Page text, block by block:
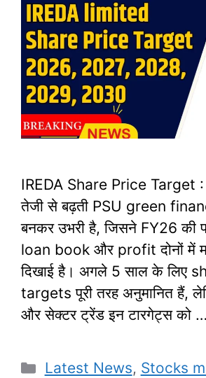
IREDA Share Price Target
तेजी से बढ़ती PSU green
बनकर उभरी है, जिसने FY26 की
loan book और profit दोनों में
दिखाई है। अगले 5 साल के लिए
targets पूरी तरह अनुमानित हैं,
और सेक्टर ट्रेंड इन टारगेट्स को …
Categories
Latest News, Stocks